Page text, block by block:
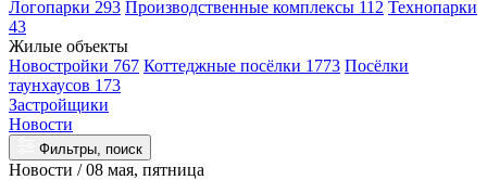
Логопарки 293 Производственные комплексы 112 Технопарки
43
Жилые объекты
Новостройки 767 Коттеджные посёлки 1773 Посёлки
таунхаусов 173
Застройщики
Новости
Фильтры, поиск
Новости / 08 мая, пятница